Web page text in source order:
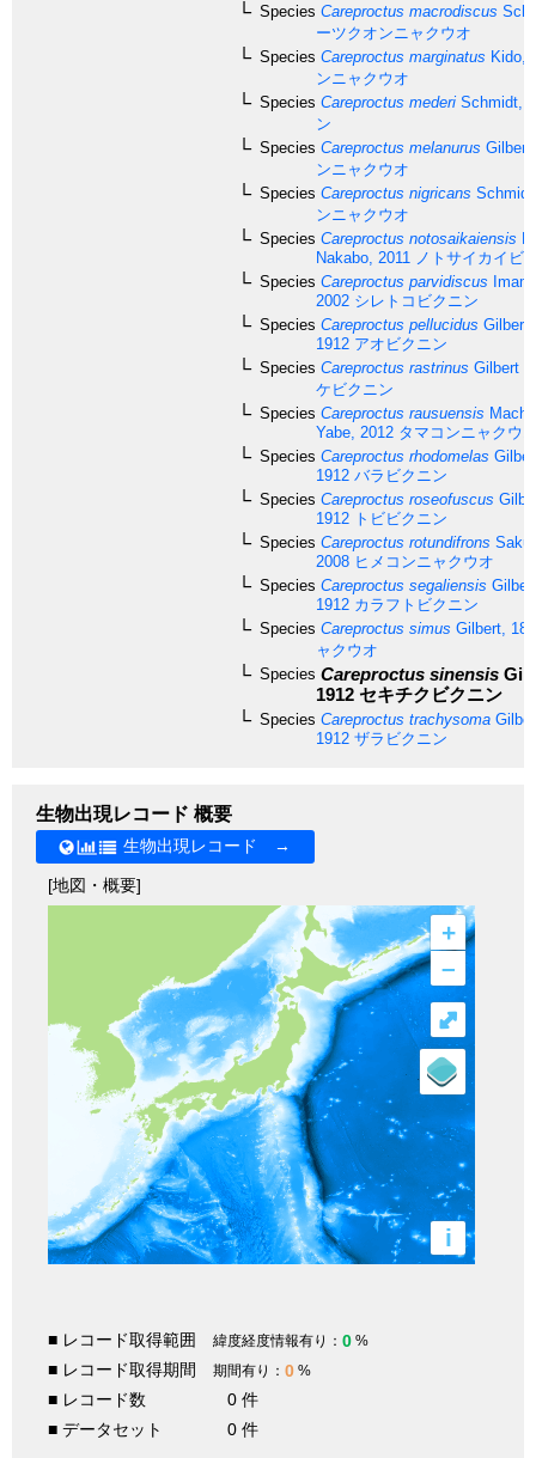
Species Careproctus macrodiscus
ーツクオンニャクウオ
Species Careproctus marginatus Kido,
ンニャクウオ
Species Careproctus mederi Schmidt,
ン
Species Careproctus melanurus
ンニャクウオ
Species Careproctus nigricans
ンニャクウオ
Species Careproctus notosaikaiensis
Nakabo, 2011
ノトサイカイビ
Species Careproctus parvidiscus
2002 シレトコビクニン
Species Careproctus pellucidus Gilbert
1912 アオビクニン
Species Careproctus rastrinus Gilbert
ケビクニン
Species Careproctus rausuensis
Yabe, 2012 タマコンニャクウ
Species Careproctus rhodomelas
1912 バラビクニン
Species Careproctus roseofuscus
1912 トビビクニン
Species Careproctus rotundifrons
2008 ヒメコンニャクウオ
Species Careproctus segaliensis
1912 カラフトビクニン
Species Careproctus simus Gilbert,
ャクウオ
Species Careproctus sinensis
1912 セキチクビクニン
Species Careproctus trachysoma
1912 ザラビクニン
生物出現レコード 概要
生物出現レコード →
[地図・概要]
+
–
i
⤢
■ レコード取得範囲 緯度経度情報有り： 0 %
■ レコード取得期間 期間有り： 0 %
■ レコード数
0 件
■ データセット
0 件